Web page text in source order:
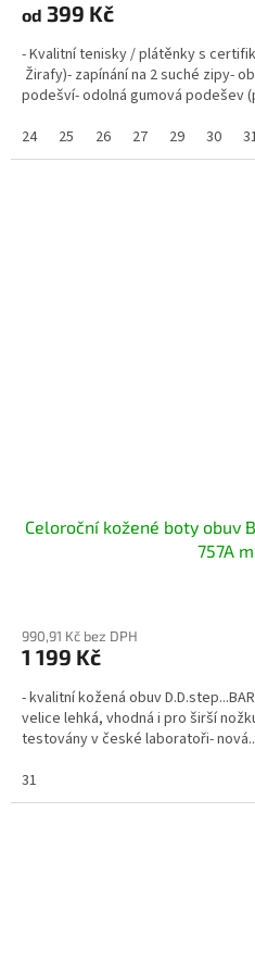
od 399 Kč
- Kvalitní tenisky / plátěnky s
Žirafy)- zapínání na 2 suché zipy-
podešví- odolná gumová podešev
24
25 26 27 29 30
Celoroční kožené boty obuv
757A
990,91 Kč bez DPH
1 199 Kč
- kvalitní kožená obuv
velice lehká, vhodná i pro širší
testovány v české laboratoři-
31